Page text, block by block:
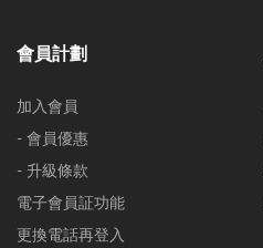
會員計劃
加入會員
- 會員優惠
- 升級條款
電子會員証功能
更換電話再登入